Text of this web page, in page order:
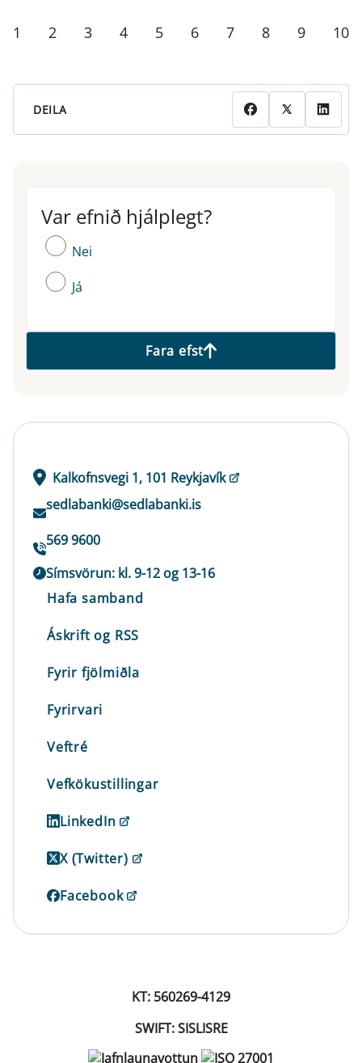
1 2 3 4 5 6 7 8 9 10
DEILA
Var efnið hjálplegt?
Var efnið hjálplegt?
Nei
Já
Fara efst
Kalkofnsvegi 1, 101 Reykjavík
sedlabanki@sedlabanki.is
569 9600
Símsvörun: kl. 9-12 og 13-16
Hafa samband
Áskrift og RSS
Fyrir fjölmiðla
Fyrirvari
Veftré
Vefkökustillingar
LinkedIn
X (Twitter)
Facebook
KT: 560269-4129
SWIFT: SISLISRE